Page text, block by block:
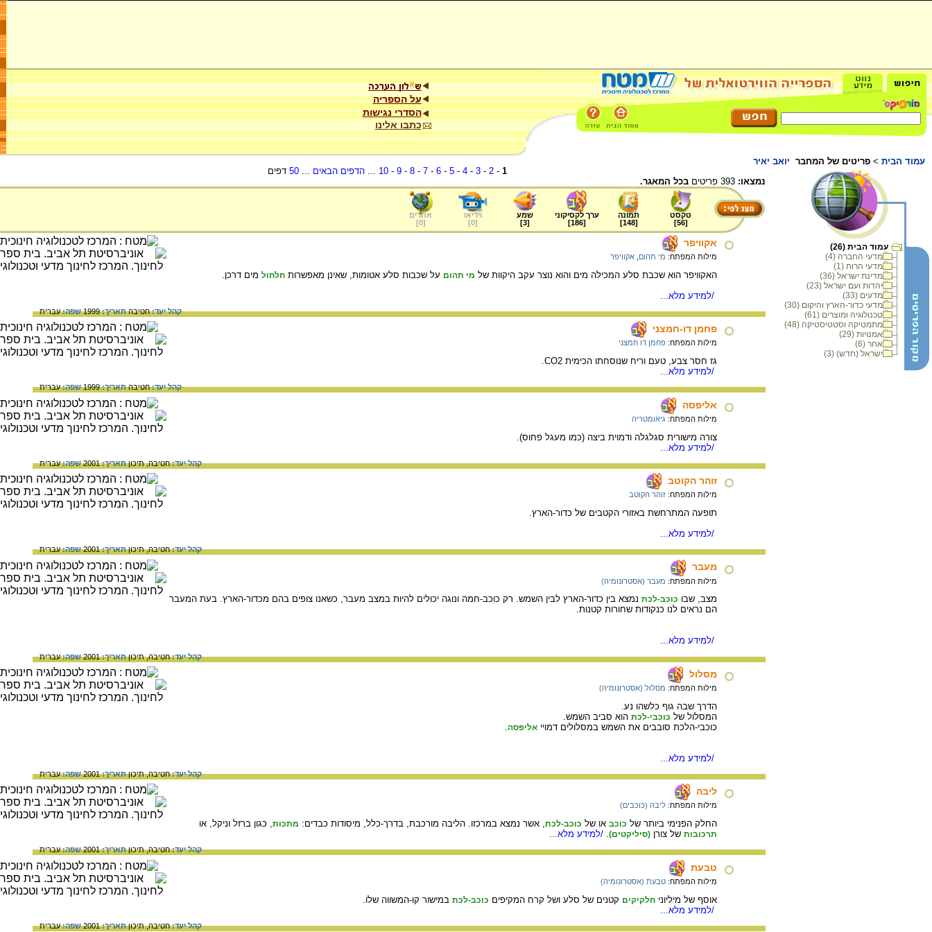
על הספריה
הסדרי נגישות
כתבו אלינו
עמוד הבית > פריטים של המחבר יואב יאיר
עמוד הבית (26)
מדעי החברה (4)
מדעי הרוח (1)
מדינת ישראל (36)
יהדות ועם ישראל (23)
מדעים (33)
מדעי כדור-הארץ והיקום (30)
טכנולוגיה ומוצרים (61)
מתמטיקה וסטטיסטיקה (48)
אמנויות (29)
אחר (6)
ישראל (חדש) (3)
1
-
2
-
3
-
4
-
5
-
6
-
7
-
8
-
9
-
10
...הדפים הבאים ...
50 דפים
נמצאו:
בכל המאגר.
טקסט
[
56
]
תמונה
[
148
]
ערך לקסיקוני
[
186
]
שמע
[
3
]
וידיאו
[
0
]
אתרים
[
0
]
אקוויפר
מילות המפתח: מי תהום אקוויפר
האקוויפר הוא שכבת סלע המכילה מים והוא נוצר עקב היקוות של מי תהום על שכבות סלע אטומות, שאינן מאפשרות חלחול מים דרכן.
/למידע מלא...
קהל יעד:חטיבהתאריך:1999 שפה:עברית
פחמן דו-חמצני
מילות המפתח: פחמן דו חמצני
גז חסר צבע, טעם וריח שנוסחתו הכימית CO2.
/למידע מלא...
קהל יעד:חטיבהתאריך:1999 שפה:עברית
אליפסה
מילות המפתח: גיאומטריה
צורה מישורית סגלגלה ודמוית ביצה (כמו מעגל פחוס).
/למידע מלא...
קהל יעד:חטיבה,תיכוןתאריך:2001 שפה:עברית
זוהר הקוטב
מילות המפתח: זוהר הקוטב
תופעה המתרחשת באזורי הקטבים של כדור-הארץ.
/למידע מלא...
קהל יעד:חטיבה,תיכוןתאריך:2001 שפה:עברית
מעבר
מילות המפתח: מעבר (אסטרונומיה)
מצב, שבו כוכב-לכת נמצא בין כדור-הארץ לבין השמש. רק כוכב-חמה ונוגה יכולים להיות במצב מעבר, כשאנו צופים בהם מכדור-הארץ. בעת המעבר
הם נראים לנו כנקודות שחורות קטנות.
/למידע מלא...
קהל יעד:חטיבה,תיכוןתאריך:2001 שפה:עברית
מסלול
מילות המפתח: מסלול (אסטרונומיה)
הדרך שבה גוף כלשהו נע.
המסלול של כוכבי-לכת הוא סביב השמש.
כוכבי-הלכת סובבים את השמש במסלולים דמויי אליפסה
/למידע מלא...
קהל יעד:חטיבה,תיכוןתאריך:2001 שפה:עברית
ליבה
מילות המפתח: ליבה (כוכבים)
החלק הפנימי ביותר של כוכב או של כוכב-לכת, אשר נמצא במרכזו. הליבה מורכבת, בדרך-כלל, מיסודות כבדים: מתכות, כגון ברזל וניקל, או
תרכובות של צורן (סיליקטים). /למידע מלא...
קהל יעד:חטיבה,תיכוןתאריך:2001 שפה:עברית
טבעת
מילות המפתח: טבעת (אסטרונומיה)
אוסף של מיליוני חלקיקים קטנים של סלע ושל קרח המקיפים כוכב-לכת במישור קו-המשווה שלו.
/למידע מלא...
קהל יעד:חטיבה,תיכוןתאריך:2001 שפה:עברית